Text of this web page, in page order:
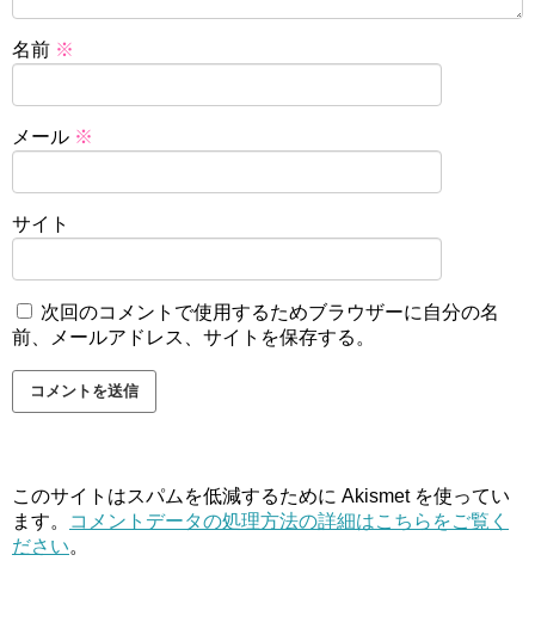
名前 ※
メール ※
サイト
次回のコメントで使用するためブラウザーに自分の名
前、メールアドレス、サイトを保存する。
このサイトはスパムを低減するために Akismet を使ってい
ます。
コメントデータの処理方法の詳細はこちらをご覧く
ださい。